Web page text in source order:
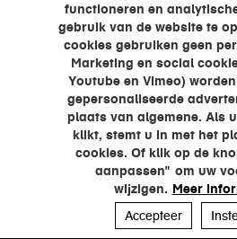
functioneren en
gebruik van de website te
cookies gebruiken geen
Marketing en social
Youtube en Vimeo)
gepersonaliseerde
plaats van algemene. Als
klikt, stemt u in met het
cookies. Of klik op de
aanpassen" om uw
wijzigen. Meer
Accepteer